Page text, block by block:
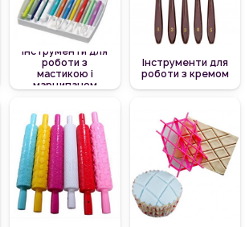
Інструменти для
роботи з
мастикою і
марципаном
Інструменти для
роботи з кремом